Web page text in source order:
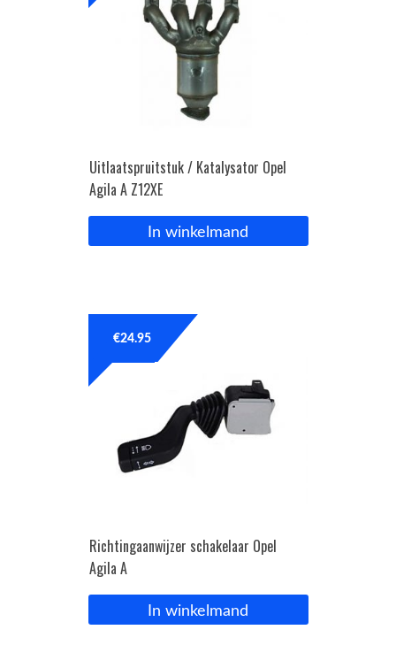
Uitlaatspruitstuk / Katalysator Opel
Agila A Z12XE
In winkelmand
Richtingaanwijzer schakelaar Opel
Agila A
€24.95
In winkelmand